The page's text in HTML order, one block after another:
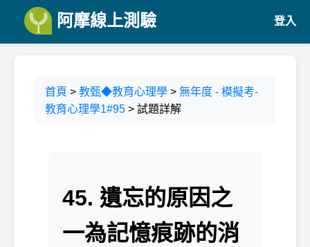
阿摩線上測驗 登入
首頁 > 教甄◆教育心理學 > 無年度 - 模擬考-
教育心理學1#95 > 試題詳解
45. 遺忘的原因之
一為記憶痕跡的消